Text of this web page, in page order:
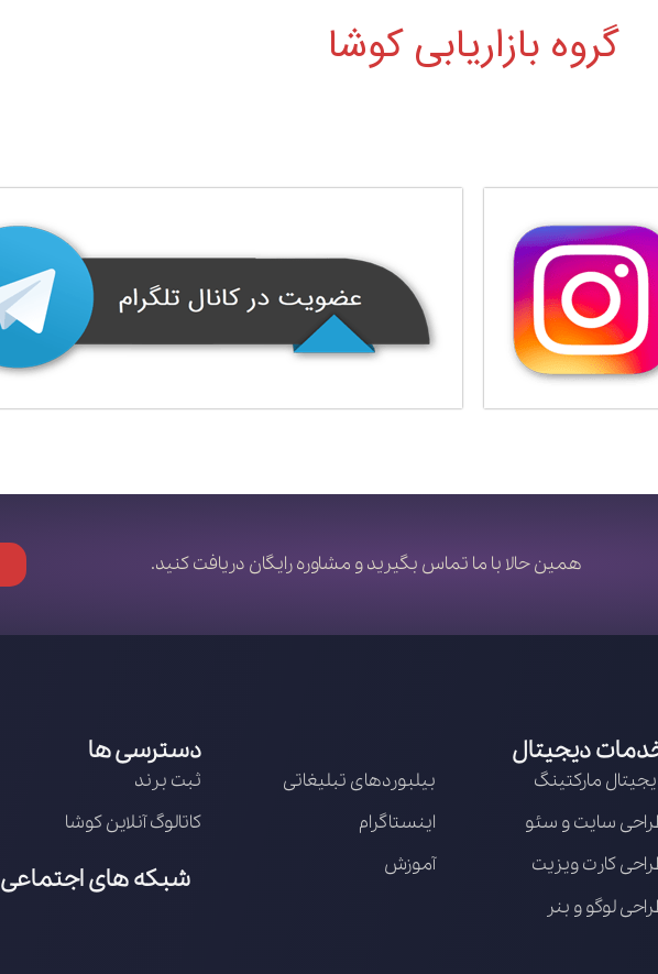
گروه بازاریابی کوشا
همین حالا با ما تماس بگیرید و مشاوره رایگان دریافت کنید.
دیجیتال
مارکتینگ
سایت و سئو
کارت ویزیت
لوگو و بنر
بیلبوردهای تبلیغاتی
اینستاگرام
آموزش
دسترسی ها
ثبت برند
کاتالوگ آنلاین کوشا
شبکه های اجتماعی